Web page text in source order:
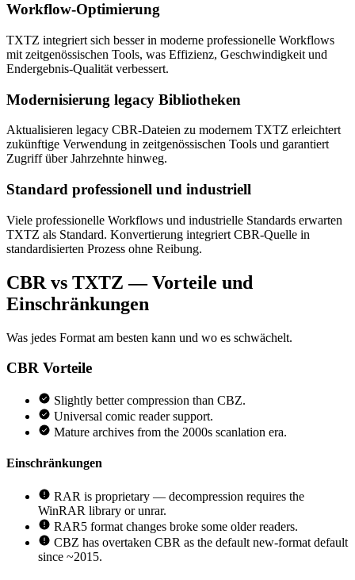
Workflow-Optimierung
TXTZ integriert sich besser in moderne professionelle Workflows
mit zeitgenössischen Tools, was Effizienz, Geschwindigkeit und
Endergebnis-Qualität verbessert.
Modernisierung legacy Bibliotheken
Aktualisieren legacy CBR-Dateien zu modernem TXTZ erleichtert
zukünftige Verwendung in zeitgenössischen Tools und garantiert
Zugriff über Jahrzehnte hinweg.
Standard professionell und industriell
Viele professionelle Workflows und industrielle Standards erwarten
TXTZ als Standard. Konvertierung integriert CBR-Quelle in
standardisierten Prozess ohne Reibung.
CBR vs TXTZ — Vorteile und
Einschränkungen
Was jedes Format am besten kann und wo es schwächelt.
CBR Vorteile
Slightly better compression than CBZ.
Universal comic reader support.
Mature archives from the 2000s scanlation era.
Einschränkungen
RAR is proprietary — decompression requires the
WinRAR library or unrar.
RAR5 format changes broke some older readers.
CBZ has overtaken CBR as the default new-format default
since ~2015.